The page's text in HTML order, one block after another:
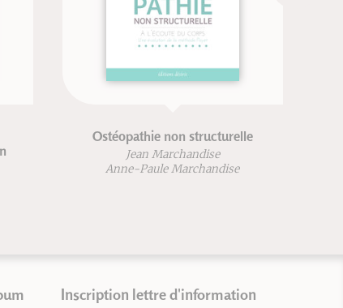
Topoguide du corps humain -
Troisième édition
Andrew Biel
Inscription lettre d'information